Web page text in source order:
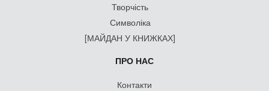
Творчість
Символіка
[МАЙДАН У КНИЖКАХ]
ПРО НАС
Контакти